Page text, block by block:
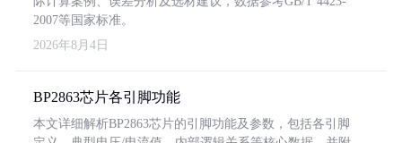
2007等国家标准。
2026年8月4日
BP2863芯片各引脚功能
本文详细解析BP2863芯片的引脚功能及参数，包括各引脚